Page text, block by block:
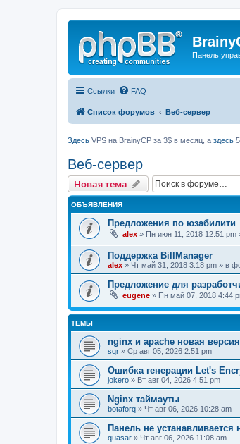
Панель
Ссылки FAQ
Список форумов Веб-сервер
Здесь VPS на BrainyCP за 3$ в месяц, а здесь
Веб-сервер
Новая тема
ОБЪЯВЛЕНИЯ
Предложения по юзабилити
alex » Пн июн 11, 2018 12:51
Поддержка BillManager
alex » Чт май 31, 2018 3:18 pm » в
Предложение для
eugene » Пн май 07, 2018 4:44
ТЕМЫ
nginx и apache новая версия
sqr » Ср авг 05, 2026 2:51 pm
Ошибка генерации Let's
jokero » Вт авг 04, 2026 4:51 pm
Nginx таймауты
botaforq » Чт авг 06, 2026 10:28 am
Панель не устанавливается
quasar » Чт авг 06, 2026 11:08 am